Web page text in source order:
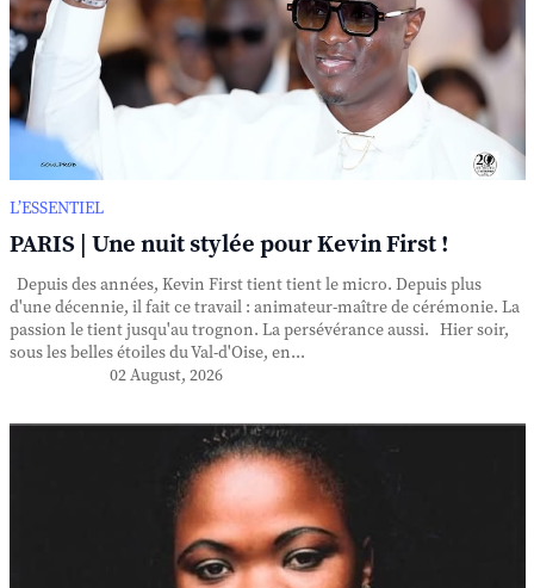
L’ESSENTIEL
PARIS | Une nuit stylée pour Kevin First !
Depuis des années, Kevin First tient tient le micro. Depuis plus
d'une décennie, il fait ce travail : animateur-maître de cérémonie. La
passion le tient jusqu'au trognon. La persévérance aussi. Hier soir,
sous les belles étoiles du Val-d'Oise, en...
02 August, 2026